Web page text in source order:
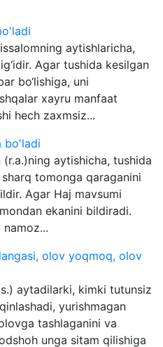
aytishlaricha,
Agar tushida kesilgan
bo‘lishiga, uni
xayru manfaat
hech zaxmsiz...
bo'ladi
aytishicha, tushida
tomonga qaraganini
Agar Haj mavsumi
ekanini bildiradi.
olov yoqmoq, olov
aytadilarki, kimki tutunsiz
yurishmagan
tashlaganini va
unga sitam qilishiga